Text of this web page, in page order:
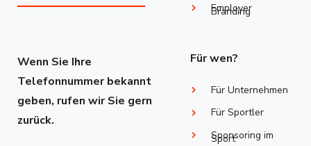
Wenn Sie Ihre
Telefonnummer bekannt
geben, rufen wir Sie gern
zurück.
Employer
Branding
Für wen?
Für Unternehmen
Für Sportler
Sponsoring im
Sport